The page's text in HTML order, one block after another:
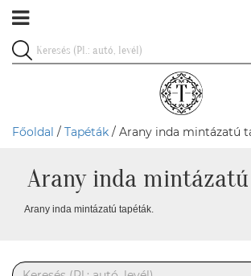
Főoldal / Tapéták / Arany inda mintázatú
Arany inda
Arany inda mintázatú tapéták.